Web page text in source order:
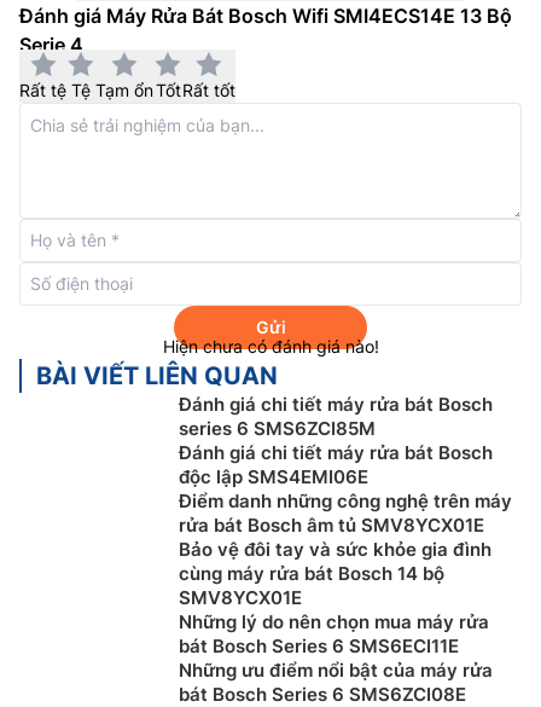
Tính năng EfficientDry
lậpSMI4ECS14E Serie 4 được bổ sung thêm tính năng
tự động mở cửa khi chương trình kết thúc. Điều này
giúp cải thiện quá tình làm khô, ngăn ngừa sự hình
thành nước ngưng tụ đồng thời bát đĩa của bạn được
thoáng mát, khô ráo hoàn toàn. Vì vậy, bạn có thể cho
ngay bát đĩa vào tủ mà không cần làm khô thêm lần
nào nữa. Điều này không chỉ tiện lợi mà còn tiết kiệm
Đánh giá Máy Rửa Bát Bosch Wifi SMI4ECS14E 13 Bộ
Serie 4
Rất tệ Tệ Tạm ổnTốtRất tốt
Gửi
Hiện chưa có đánh giá nào!
BÀI VIẾT LIÊN QUAN
Đánh giá chi tiết máy rửa bát Bosch
series 6 SMS6ZCI85M
Đánh giá chi tiết máy rửa bát Bosch
độc lập SMS4EMI06E
Điểm danh những công nghệ trên máy
rửa bát Bosch âm tủ SMV8YCX01E
Bảo vệ đôi tay và sức khỏe gia đình
cùng máy rửa bát Bosch 14 bộ
SMV8YCX01E
Những lý do nên chọn mua máy rửa
bát Bosch Series 6 SMS6ECI11E
Những ưu điểm nổi bật của máy rửa
bát Bosch Series 6 SMS6ZCI08E